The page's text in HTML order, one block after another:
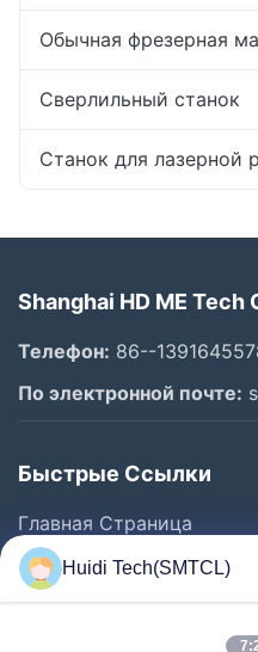
Обычная фрезерная
Сверлильный станок
Станок для лазерной
Shanghai HD ME Tech
Телефон: 86--
По электронной почте:
Быстрые Ссылки
Главная Страница
Продукция
Ролики
Huidi Tech(SMTCL)